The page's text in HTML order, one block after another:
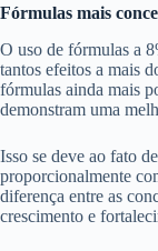
Fórmulas mais
O uso de fórmulas a
tantos efeitos a mais
fórmulas ainda mais
demonstram uma
Isso se deve ao fato
proporcionalmente
diferença entre as
crescimento e